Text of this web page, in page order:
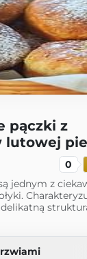
pączki z
lutowej
0
jednym z